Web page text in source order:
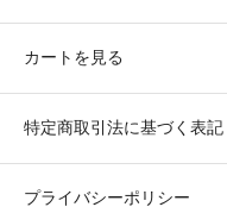
カートを見る
特定商取引法に基づく表記
プライバシーポリシー